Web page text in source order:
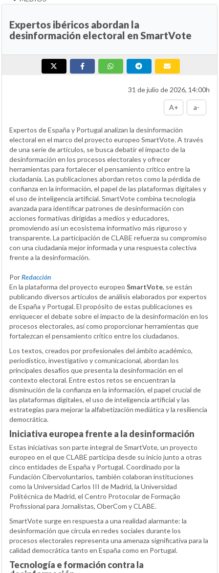
Expertos ibéricos abordan la
desinformación electoral en SmartVote
31 de julio de 2026, 14:00h
A+ a-
Expertos de España y Portugal analizan la desinformación
electoral en el marco del proyecto europeo SmartVote. A través
de una serie de artículos, se busca debatir el impacto de la
desinformación en los procesos electorales y ofrecer
herramientas para fortalecer el pensamiento crítico entre la
ciudadanía. Las publicaciones abordan retos como la pérdida de
confianza en la información, el papel de las plataformas digitales y
el uso de inteligencia artificial. SmartVote combina tecnología
avanzada para identificar patrones de desinformación con
acciones formativas dirigidas a medios y educadores,
promoviendo así un ecosistema informativo más riguroso y
transparente. La participación de CLABE refuerza su compromiso
con una ciudadanía mejor informada y una respuesta colectiva
frente a la desinformación.
PorRedacción
En la plataforma del proyecto europeo SmartVote, se están
publicando diversos artículos de análisis elaborados por expertos
de España y Portugal. El propósito de estas publicaciones es
enriquecer el debate sobre el impacto de la desinformación en los
procesos electorales, así como proporcionar herramientas que
fortalezcan el pensamiento crítico entre los ciudadanos.
Los textos, creados por profesionales del ámbito académico,
periodístico, investigativo y comunicacional, abordan los
principales desafíos que presenta la desinformación en el
contexto electoral. Entre estos retos se encuentran la
disminución de la confianza en la información, el papel crucial de
las plataformas digitales, el uso de inteligencia artificial y las
estrategias para mejorar la alfabetización mediática y la resiliencia
democrática.
Iniciativa europea frente a la desinformación
Estas iniciativas son parte integral de SmartVote, un proyecto
europeo en el que CLABE participa desde su inicio junto a otras
cinco entidades de España y Portugal. Coordinado por la
Fundación Cibervoluntarios, también colaboran instituciones
como la Universidad Carlos III de Madrid, la Universidad
Politécnica de Madrid, el Centro Protocolar de Formação
Profissional para Jornalistas, OberCom y CLABE.
SmartVote surge en respuesta a una realidad alarmante: la
desinformación que circula en redes sociales durante los
procesos electorales representa una amenaza significativa para la
calidad democrática tanto en España como en Portugal.
Tecnología e formación contra la